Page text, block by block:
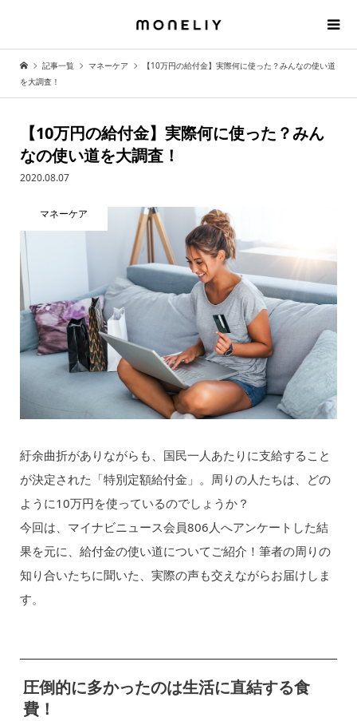
記事一覧 マネーケア
【10万円の給付金】実際何に使った？みんなの使い道
を大調査！
【10万円の給付金】実際何に使った？みん
なの使い道を大調査！
2020.08.07
マネーケア
紆余曲折がありながらも、国民一人あたりに支給すること
が決定された「特別定額給付金」。周りの人たちは、どの
ように10万円を使っているのでしょうか？
今回は、マイナビニュース会員806人へアンケートした結
果を元に、給付金の使い道についてご紹介！筆者の周りの
知り合いたちに聞いた、実際の声も交えながらお届けしま
す。
圧倒的に多かったのは生活に直結する食
費！